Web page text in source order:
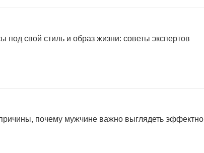
под свой стиль и образ жизни: советы экспертов
почему мужчине важно выглядеть эффектно